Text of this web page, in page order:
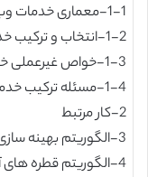
1-1-معماری خدمات وب
1-2-انتخاب و ترکیب خدمات وب
1-3-خواص غیرعملی خدمات وب
1-4-مسئله ترکیب خدمات وب
2-کار مرتبط
3-الگوریتم بهینه سازی انبوه ذرات روی خدمات وب
4-الگوریتم قطره های آب هوشمند